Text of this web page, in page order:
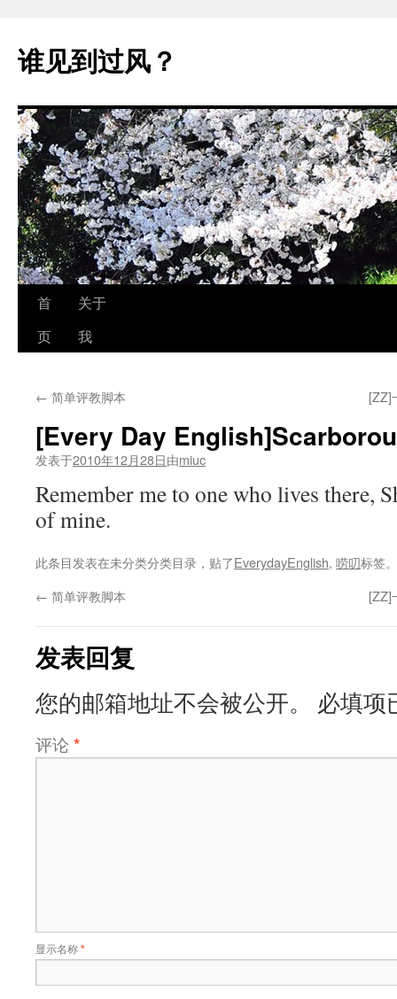
正
文
谁见到过风？
首
页
关于
我
← 简单评教脚本 [ZZ]
[Every Day
发表于2010年12月28日由miuc
Remember me to one who lives there,
of mine.
此条目发表在未分类分类目录，贴了EverydayEnglish, 唠叨标签
← 简单评教脚本 [ZZ]
发表回复
您的邮箱地址不会被公开。 必填项
评论 *
显示名称*